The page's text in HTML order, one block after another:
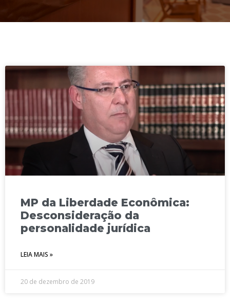
MP da Liberdade Econômica:
Desconsideração da
personalidade jurídica
LEIA MAIS »
20 de dezembro de 2019